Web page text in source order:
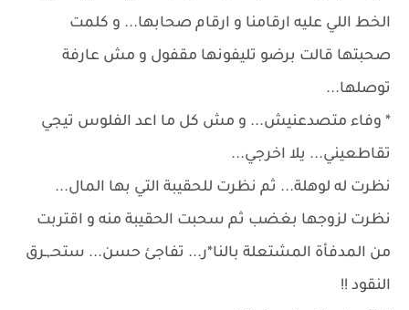
الخط اللي عليه ارقامنا و ارقام صحابها... و كلمت
صحبتها قالت برضو تليفونها مقفول و مش عارفة
توصلها...
* وفاء متصدعنيش... و مش كل ما اعد الفلوس تيجي
تقاطعيني... يلا اخرجي...
نظرت له لوهلة... ثم نظرت للحقيبة التي بها المال...
نظرت لزوجها بغضب ثم سحبت الحقيبة منه و اقتربت
من المدفأة المشتعلة بالنا*ر... تفاجئ حسن... ستحـ,ـرق
النقود !!